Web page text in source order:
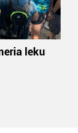
leku